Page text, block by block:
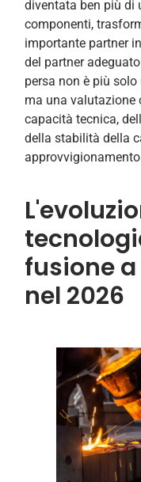
diventata ben più di
componenti,
importante partner
del partner
persa non è più
ma una valutazione
capacità tecnica,
della stabilità della
fusione
nel 2026